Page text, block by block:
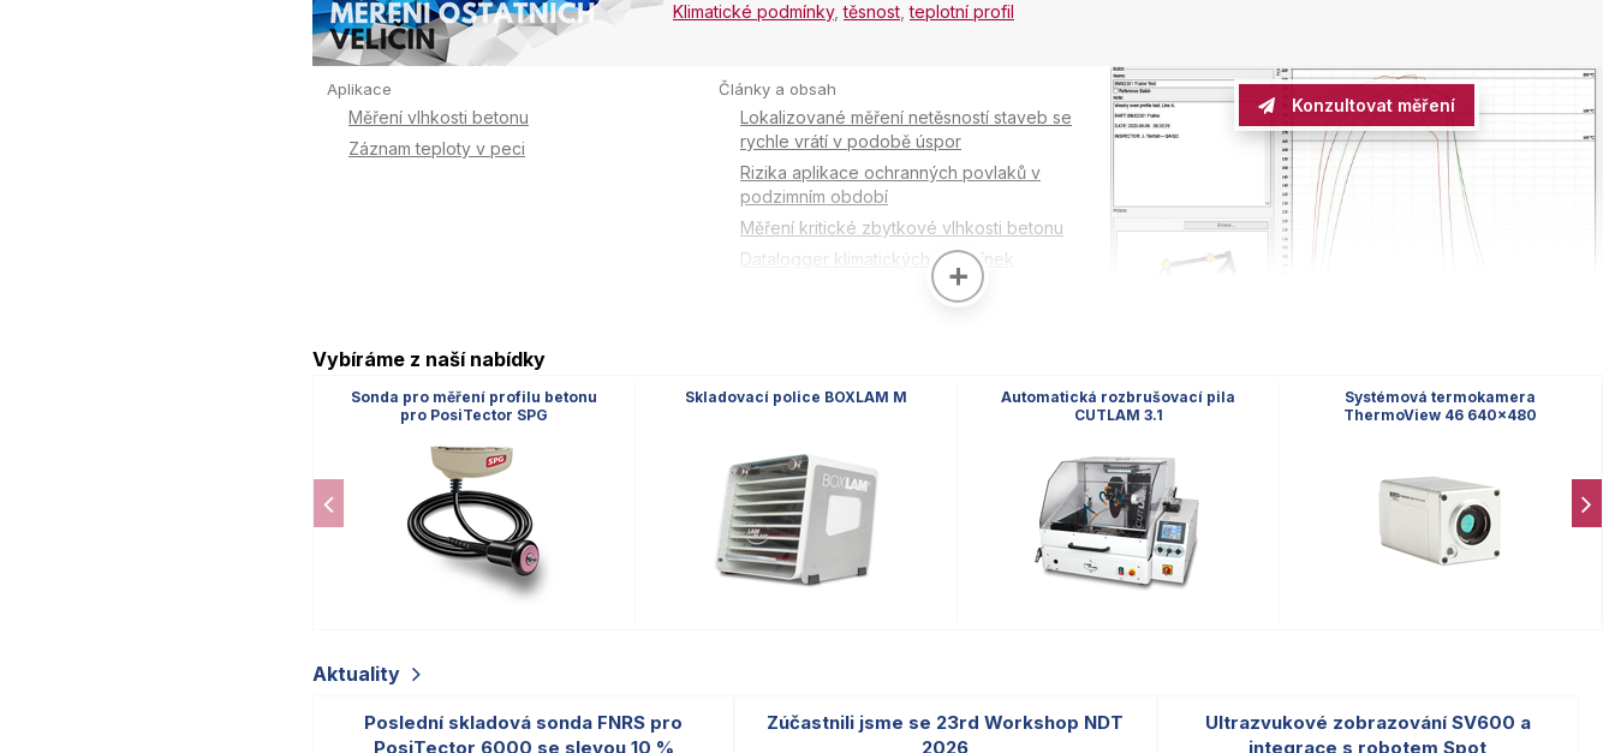
Nová generace PosiTest PC (4× rychlejší
Klimatické podmínky,těsnost ,teplotní profil
Aplikace
Měření vlhkosti betonu
Záznam teploty v peci
Články a obsah
Lokalizované měření netěsností staveb se
rychle vrátí v podobě úspor
Rizika aplikace ochranných povlaků v
podzimním období
Měření kritické zbytkové vlhkosti betonu
Datalogger klimatických podmínek
Konzultovat měření
Vybíráme z naší nabídky
Sonda pro měření profilu betonu
pro PosiTector SPG
Skladovací police BOXLAM M
Automatická rozbrušovací pila
CUTLAM 3.1
Systémová termokamera
ThermoView 46 640x480
Aktuality
Poslední skladová sonda FNRS pro
PosiTector 6000 se slevou 10 %
Zúčastnili jsme se 23rd Workshop NDT
2026
Ultrazvukové zobrazování SV600 a
integrace s robotem Spot